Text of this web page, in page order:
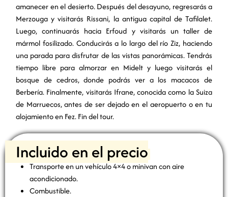
amanecer en el desierto. Después del desayuno, regresarás a
Merzouga y visitarás Rissani, la antigua capital de Tafilalet.
Luego, continuarás hacia Erfoud y visitarás un taller de
mármol fosilizado. Conducirás a lo largo del río Ziz, haciendo
una parada para disfrutar de las vistas panorámicas. Tendrás
tiempo libre para almorzar en Midelt y luego visitarás el
bosque de cedros, donde podrás ver a los macacos de
Berbería. Finalmente, visitarás Ifrane, conocida como la Suiza
de Marruecos, antes de ser dejado en el aeropuerto o en tu
alojamiento en Fez. Fin del tour.
Incluido en el precio
Transporte en un vehículo 4×4 o minivan con aire
acondicionado.
Combustible.